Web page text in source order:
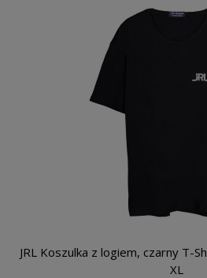
JRL Koszulka z logiem, czarny T-
XL